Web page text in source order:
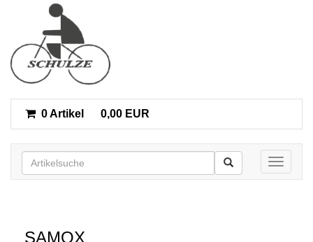
0 Artikel 0,00 EUR
Toggle
SAMOX